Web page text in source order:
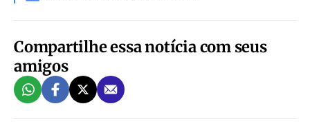
Compartilhe essa notícia com seus
amigos